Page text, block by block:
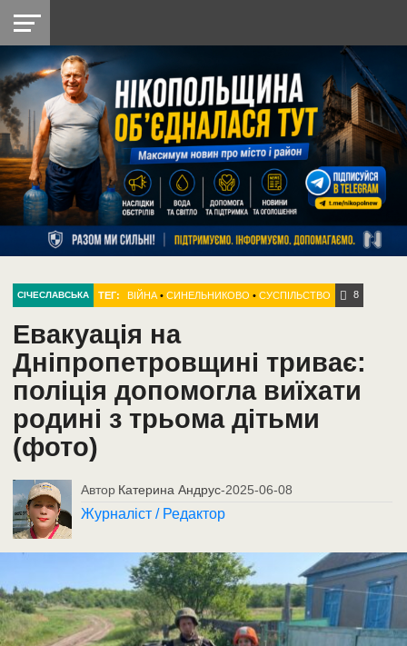
НІКОПОЛЬ
РАЙОН
СІЧЕСЛАВСЬКА
УКРАЇНА
РЕТРО
НІКОПОЛЬ
ЛАЙТ
УКРАЇНА
ДОПОМОГА
РАДІО
СІЧЕСЛАВСЬКА ТЕГ: ВІЙНА •СИНЕЛЬНИКОВО •СУСПІЛЬСТВО 8
Евакуація на
Дніпропетровщині триває:
поліція допомогла виїхати
родині з трьома дітьми
(фото)
Автор Катерина Андрус-2025-06-08
Журналіст / Редактор